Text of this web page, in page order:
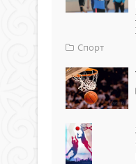
Спорт